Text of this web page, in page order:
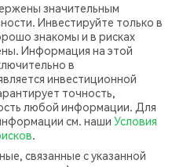
значительным
Инвестируйте только в
знакомы и в рисках
Информация на этой
в
инвестиционной
точность,
любой информации. Для
см. наши Условия
.
связанные с указанной